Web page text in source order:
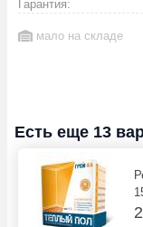
Гарантия:
мало на складе
Есть еще 13